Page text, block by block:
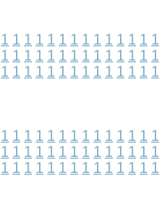
1 1 1 1 1 1 1 1 1 1 1 1 1 1
1 1 1 1 1 1 1 1 1 1 1 1 1 1
1 1 1 1 1 1 1 1 1 1 1 1 1 1
1 1 1 1 1 1 1 1 1 1 1 1 1 1
1 1 1 1 1 1 1 1 1 1 1 1 1 1
1 1 1 1 1 1 1 1 1 1 1 1 1 1